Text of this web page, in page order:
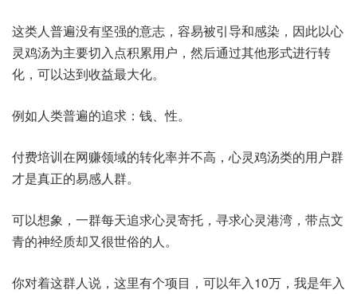
这类人普遍没有坚强的意志，容易被引导和感染，因此以心
灵鸡汤为主要切入点积累用户，然后通过其他形式进行转
化，可以达到收益最大化。
例如人类普遍的追求：钱、性。
付费培训在网赚领域的转化率并不高，心灵鸡汤类的用户群
才是真正的易感人群。
可以想象，一群每天追求心灵寄托，寻求心灵港湾，带点文
青的神经质却又很世俗的人。
你对着这群人说，这里有个项目，可以年入10万，我是年入